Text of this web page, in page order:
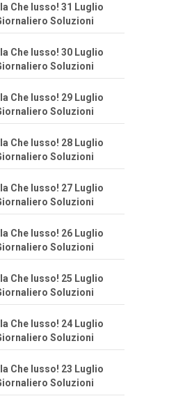
Che lusso! 31 Luglio
Soluzioni
Che lusso! 30 Luglio
Soluzioni
Che lusso! 29 Luglio
Soluzioni
Che lusso! 28 Luglio
Soluzioni
Che lusso! 27 Luglio
Soluzioni
Che lusso! 26 Luglio
Soluzioni
Che lusso! 25 Luglio
Soluzioni
Che lusso! 24 Luglio
Soluzioni
Che lusso! 23 Luglio
Soluzioni